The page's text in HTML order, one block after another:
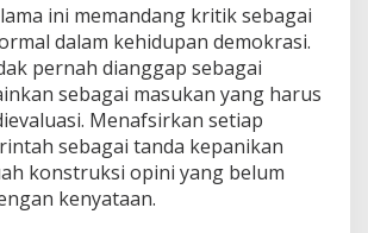
ini memandang kritik sebagai
dalam kehidupan demokrasi.
pernah dianggap sebagai
sebagai masukan yang harus
Menafsirkan setiap
sebagai tanda kepanikan
konstruksi opini yang belum
kenyataan.